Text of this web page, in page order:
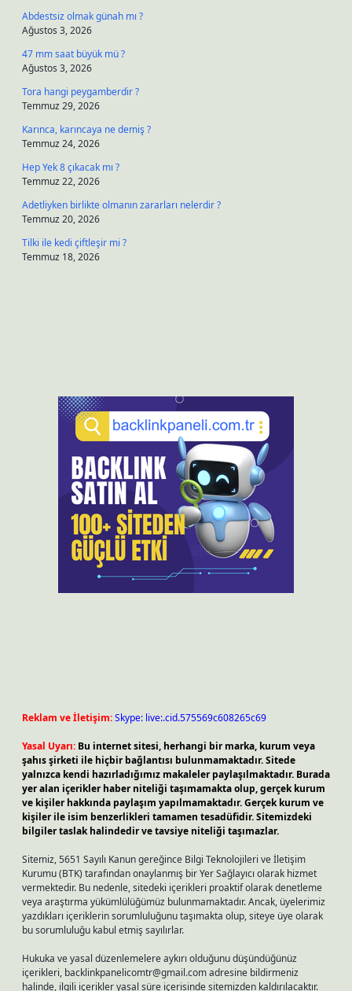
Abdestsiz olmak günah mı ?
Ağustos 3, 2026
47 mm saat büyük mü ?
Ağustos 3, 2026
Tora hangi peygamberdir ?
Temmuz 29, 2026
Karınca, karıncaya ne demiş ?
Temmuz 24, 2026
Hep Yek 8 çıkacak mı ?
Temmuz 22, 2026
Adetliyken birlikte olmanın zararları nelerdir ?
Temmuz 20, 2026
Tilki ile kedi çiftleşir mi ?
Temmuz 18, 2026
Reklam ve İletişim:Skype: live:.cid.575569c608265c69
Yasal Uyarı: Bu internet sitesi, herhangi bir marka, kurum veya
şahıs şirketi ile hiçbir bağlantısı bulunmamaktadır. Sitede
yalnızca kendi hazırladığımız makaleler paylaşılmaktadır. Burada
yer alan içerikler haber niteliği taşımamakta olup, gerçek kurum
ve kişiler hakkında paylaşım yapılmamaktadır. Gerçek kurum ve
kişiler ile isim benzerlikleri tamamen tesadüfidir. Sitemizdeki
bilgiler taslak halindedir ve tavsiye niteliği taşımazlar.
Sitemiz, 5651 Sayılı Kanun gereğince Bilgi Teknolojileri ve İletişim
Kurumu (BTK) tarafından onaylanmış bir Yer Sağlayıcı olarak hizmet
vermektedir. Bu nedenle, sitedeki içerikleri proaktif olarak denetleme
veya araştırma yükümlülüğümüz bulunmamaktadır. Ancak, üyelerimiz
yazdıkları içeriklerin sorumluluğunu taşımakta olup, siteye üye olarak
bu sorumluluğu kabul etmiş sayılırlar.
Hukuka ve yasal düzenlemelere aykırı olduğunu düşündüğünüz
içerikleri, backlinkpanelicomtr@gmail.comadresine bildirmeniz
halinde, ilgili içerikler yasal süre içerisinde sitemizden kaldırılacaktır.